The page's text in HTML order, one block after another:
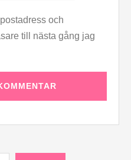
och
till nästa gång jag